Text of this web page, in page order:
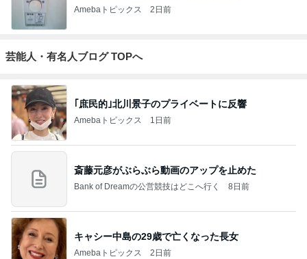
Amebaトピックス 2日前
芸能人・有名人ブログ TOPへ
｢庶民的｣北川景子のプライベートに反響
Amebaトピックス 1日前
斎藤元彦がぶらぶら動画のアップを止めた
Bank of Dreamの公営競技はどこへ行く 8日前
キャシー中島の29歳で亡くなった長女
Amebaトピックス 2日前